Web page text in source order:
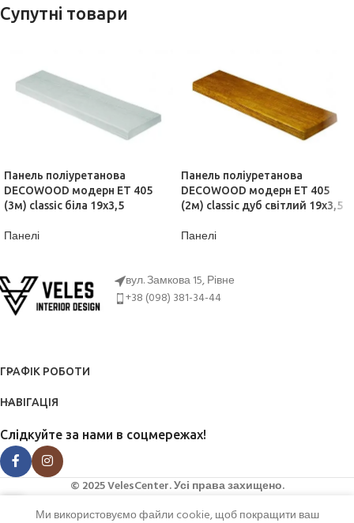
Супутні товари
Панель поліуретанова
DECOWOOD модерн ET 405
(3м) classic біла 19х3,5
Панелі
Панель поліуретанова
DECOWOOD модерн ET 405
(2м) classic дуб світлий 19х3,5
Панелі
вул. Замкова 15, Рівне
+38 (098) 381-34-44
ГРАФІК РОБОТИ
НАВІГАЦІЯ
Слідкуйте за нами в соцмережах!
© 2025 VelesCenter. Усі права захищено.
Ми використовуємо файли cookie, щоб покращити ваш